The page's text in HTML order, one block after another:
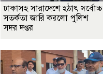
ঢাকাসহ সারাদেশে হঠাৎ সর্বোচ্চ
সতর্কতা জা‌রি করলো পুলিশ
সদর দপ্তর